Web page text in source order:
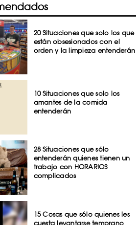
20 Situaciones que solo los que
están obsesionados con el
orden y la limpieza entenderán
10 Situaciones que solo los
amantes de la comida
entenderán
28 Situaciones que sólo
entenderán quienes tienen un
trabajo con HORARIOS
complicados
15 Cosas que sólo quienes les
cuesta levantarse temprano